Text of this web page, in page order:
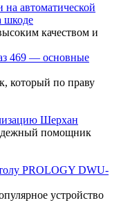
на автоматической
шкоде
качеством и
469 — основные
который по праву
Шерхан
помощник
PROLOGY DWU-
устройство